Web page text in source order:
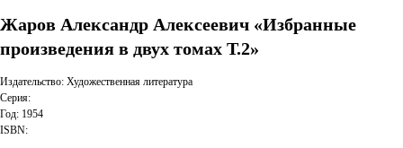
Жаров Александр Алексеевич «Избранные
произведения в двух томах Т.2»
Издательство: Художественная литература
Серия:
Год: 1954
ISBN: